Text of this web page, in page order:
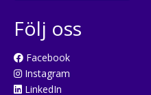
Följ oss
Facebook
Instagram
LinkedIn